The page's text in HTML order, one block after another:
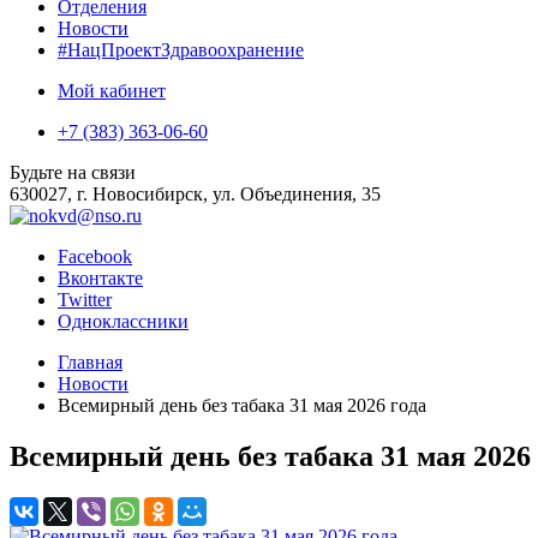
Отделения
Новости
#НацПроектЗдравоохранение
Мой кабинет
+7 (383) 363-06-60
Будьте на связи
630027, г. Новосибирск, ул. Объединения, 35
Facebook
Вконтакте
Twitter
Одноклассники
Главная
Новости
Всемирный день без табака 31 мая 2026 года
Всемирный день без табака 31 мая 2026